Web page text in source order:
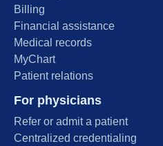
Billing
Financial assistance
Medical records
MyChart
Patient relations
For physicians
Refer or admit a patient
Centralized credentialing